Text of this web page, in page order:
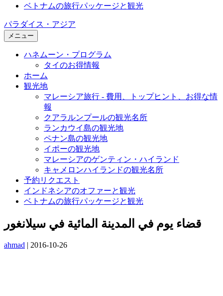
ベトナムの旅行パッケージと観光
パラダイス・アジア
メニュー
ハネムーン・プログラム
タイのお得情報
ホーム
観光地
マレーシア旅行 - 費用、トップヒント、お得な情
報
クアラルンプールの観光名所
ランカウイ島の観光地
ペナン島の観光地
イポーの観光地
マレーシアのゲンティン・ハイランド
キャメロンハイランドの観光名所
予約リクエスト
インドネシアのオファーと観光
ベトナムの旅行パッケージと観光
قضاء يوم في المدينة المائية في سيلانغور
ahmad | 2016-10-26